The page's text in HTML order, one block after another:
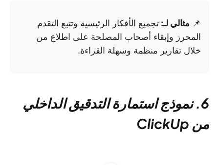
📌 مثالي لـ: تجميع الأفكار الرئيسية وتتبع التقدم
المحرز وإبقاء أصحاب المصلحة على اطلاع من
خلال تقارير منظمة وسهلة القراءة.
6. نموذج استمارة التدقيق الداخلي
من ClickUp